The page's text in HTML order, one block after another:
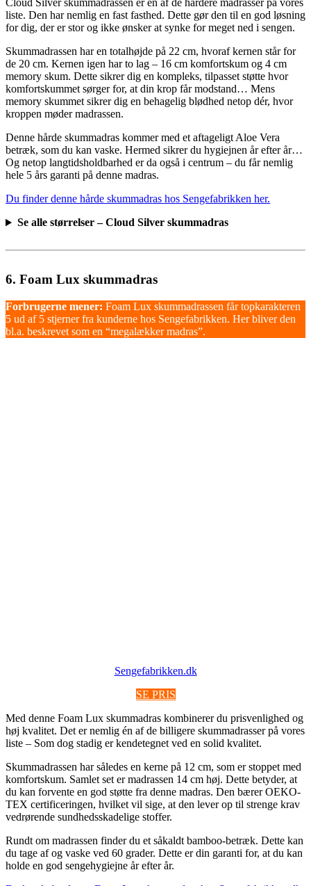
Cloud Silver skummadrassen er én af de hårdere madrasser på vores
liste. Den har nemlig en fast fasthed. Dette gør den til en god løsning
for dig, der er stor og ikke ønsker at synke for meget ned i sengen.
Skummadrassen har en totalhøjde på 22 cm, hvoraf kernen står for
de 20 cm. Kernen igen har to lag – 16 cm komfortskum og 4 cm
memory skum. Dette sikrer dig en kompleks, tilpasset støtte hvor
komfortskummet sørger for, at din krop får modstand… Mens
memory skummet sikrer dig en behagelig blødhed netop dér, hvor
kroppen møder madrassen.
Denne hårde skummadras kommer med et aftageligt Aloe Vera
betræk, som du kan vaske. Hermed sikrer du hygiejnen år efter år…
Og netop langtidsholdbarhed er da også i centrum – du får nemlig
hele 5 års garanti på denne madras.
Du finder denne hårde skummadras hos Sengefabrikken her.
Se alle størrelser – Cloud Silver skummadras
6. Foam Lux skummadras
Forbrugerne mener: Foam Lux skummadrassen får topkarakteren
5 ud af 5 stjerner fra kunderne hos Sengefabrikken. Her bliver den
bl.a. beskrevet som en “megalækker madras”.
Sengefabrikken.dk
SE PRIS
Med denne Foam Lux skummadras kombinerer du prisvenlighed og
høj kvalitet. Det er nemlig én af de billigere skummadrasser på vores
liste – Som dog stadig er kendetegnet ved en solid kvalitet.
Skummadrassen har således en kerne på 12 cm, som er stoppet med
komfortskum. Samlet set er madrassen 14 cm høj. Dette betyder, at
du kan forvente en god støtte fra denne madras. Den bærer OEKO-
TEX certificeringen, hvilket vil sige, at den lever op til strenge krav
vedrørende sundhedsskadelige stoffer.
Rundt om madrassen finder du et såkaldt bamboo-betræk. Dette kan
du tage af og vaske ved 60 grader. Dette er din garanti for, at du kan
holde en god sengehygiejne år efter år.